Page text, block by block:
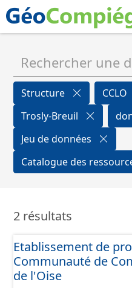
Structure CCLO
Trosly-Breuil
Jeu de données
Catalogue des
2 résultats
Etablissement de
Communauté de
de l'Oise